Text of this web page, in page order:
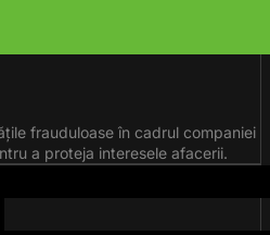
frauduloase în cadrul companiei
a proteja interesele afacerii.